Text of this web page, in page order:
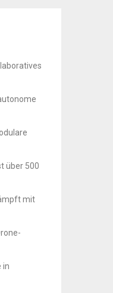
über 500
mit
in